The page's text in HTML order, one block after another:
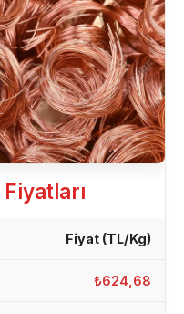
Fiyatları
Fiyat (TL/Kg)
₺624,68